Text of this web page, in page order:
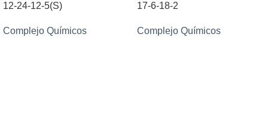
12-24-12-5(S)
Complejo Químicos
17-6-18-2
Complejo Químicos